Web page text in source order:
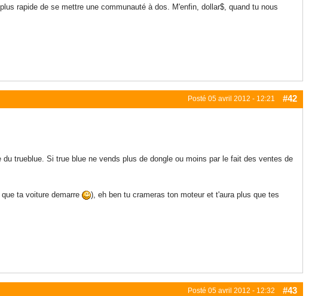
rapide de se mettre une communauté à dos. M'enfin, dollar$, quand tu nous
Posté 05 avril 2012 - 12:21 #42
trueblue. Si true blue ne vends plus de dongle ou moins par le fait des ventes de
ta voiture demarre
), eh ben tu crameras ton moteur et t'aura plus que tes
Posté 05 avril 2012 - 12:32 #43